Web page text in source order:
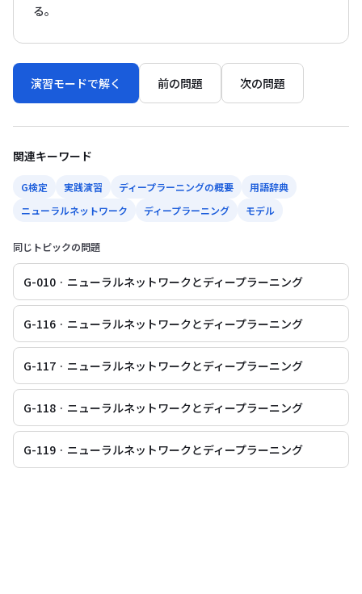
る。
演習モードで解く 前の問題 次の問題
関連キーワード
G検定 実践演習 ディープラーニングの概要
用語辞典
ニューラルネットワーク
ディープラーニング モデル
同じトピックの問題
G-010 · ニューラルネットワークとディープラーニング
G-116 · ニューラルネットワークとディープラーニング
G-117 · ニューラルネットワークとディープラーニング
G-118 · ニューラルネットワークとディープラーニング
G-119 · ニューラルネットワークとディープラーニング